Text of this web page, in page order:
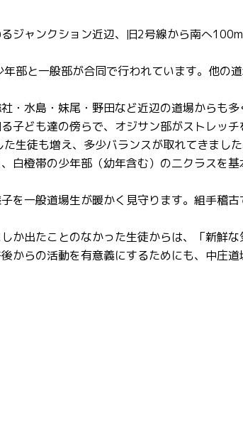
ジャンクション近辺、旧2号線から南へ
部と一般部が合同で行われています。他の
水島・妹尾・野田など近辺の道場からも多
ども達の傍らで、オジサン部がストレッ
生徒も増え、多少バランスが取れてきました
橙帯の少年部（幼年含む）の二クラスを
一般道場生が暖かく見守ります。組手稽
出たことのなかった生徒からは、「新鮮
らの活動を有意義にするためにも、中庄道